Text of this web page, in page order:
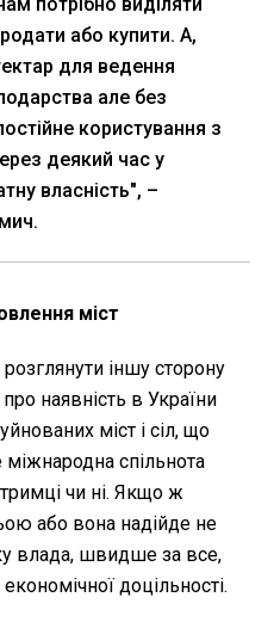
або купити. А,
для ведення
але без
користування з
деякий час у
власність", –
міст
іншу сторону
наявність в України
міст і сіл, що
спільнота
чи ні. Якщо ж
або вона надійде не
влада, швидше за все,
доцільності.